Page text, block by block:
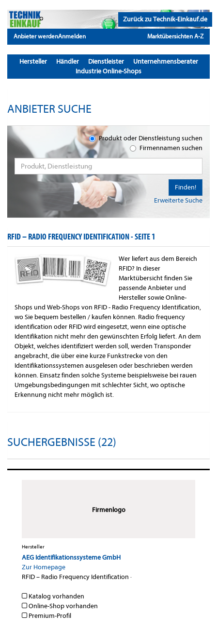
Zurück zu Technik-Einkauf.de
Anbieter werdenAnmelden Marktübersichten A-Z
Hersteller Händler Dienstleister
Unternehmensberater
Industrie Online-Shops
ANBIETER SUCHE
Produkt oder Dienstleistung suchen
Firmennamen suchen
Erweiterte Suche
Finden!
RFID – RADIO FREQUENCY IDENTIFICATION -SEITE 1
Wer liefert aus dem Bereich
RFID? In dieser
Marktübersicht finden Sie
passende Anbieter und
Hersteller sowie Online-
Shops und Web-Shops von RFID - Radio Frequency Identification,
wo Sie bequem bestellen / kaufen können. Radio frequency
identification oder RFID wird eingesetzt, wenn eine optische
Identifikation nicht mehr den gewünschten Erfolg liefert. An dem
Objekt, welches identifiziert werden soll, werden Transponder
angebracht, die über eine kurze Funkstrecke von den
Identifikationssystemen ausgelesen oder beschrieben werden
können. Einsatz finden solche Systeme beispielsweise bei rauen
Umgebungsbedingungen mit schlechter Sicht, wo optische
Erkennung nicht mehr möglich ist.
SUCHERGEBNISSE (22)
Firmenlogo
Hersteller
AEG Identifikationssysteme GmbH
Zur Homepage
RFID – Radio Frequency Identification ·
Katalog vorhanden
Online-Shop vorhanden
Premium-Profil